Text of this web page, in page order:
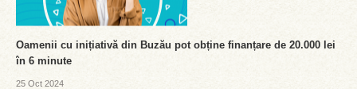
Oamenii cu inițiativă din Buzău pot obține finanțare de 20.000 lei
în 6 minute
25 Oct 2024